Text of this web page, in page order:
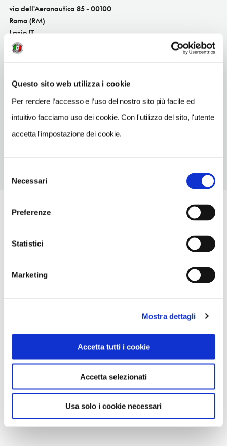
Questo sito web utilizza i cookie
Per rendere l’accesso e l’uso del nostro sito più facile ed
intuitivo facciamo uso dei cookie. Con l'utilizzo del sito, l'utente
accetta l'impostazione dei cookie.
delNecessari
Preferenze
Statistici
Marketing
Mostra dettagli
Accetta tutti i cookie
Accetta selezionati
Usa solo i cookie necessari
via dell'Aeronautica 85 - 00100
Roma (RM)
Lazio IT
SITO WEB
INDIRIZZO EMAIL
ag_636.01@agentivittoria.it
TELEFONO
065922999